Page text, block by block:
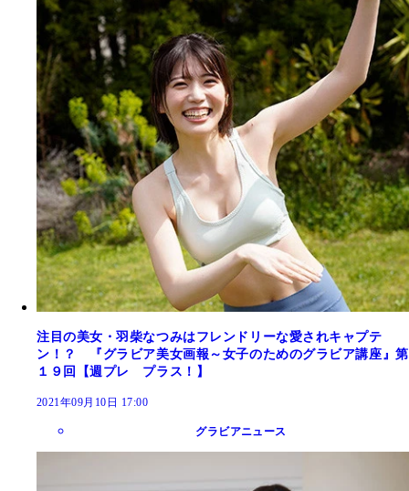
注目の美女・羽柴なつみはフレンドリーな愛されキャプテ
ン！？ 『グラビア美女画報～女子のためのグラビア講座』第
１９回【週プレ プラス！】
2021年09月10日 17:00
グラビアニュース